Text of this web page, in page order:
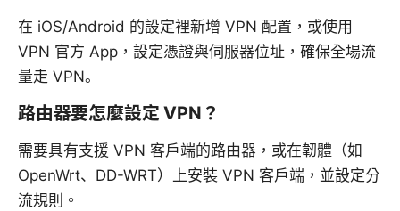
在 iOS/Android 的設定裡新增 VPN 配置，或使用
VPN 官方 App，設定憑證與伺服器位址，確保全場流
量走 VPN。
路由器要怎麼設定 VPN？
需要具有支援 VPN 客戶端的路由器，或在韌體（如
OpenWrt、DD-WRT）上安裝 VPN 客戶端，並設定分
流規則。